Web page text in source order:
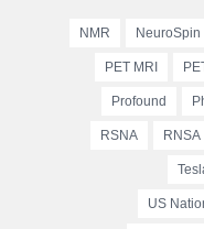
NeuroSpin
NMR
PET MRI
Profound
RNSA
RSNA
US